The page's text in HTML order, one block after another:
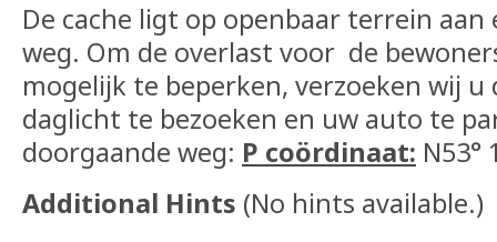
De cache ligt op openbaar terrein aan
weg. Om de overlast voor de
mogelijk te beperken, verzoeken wij u
daglicht te bezoeken en uw auto te
doorgaande weg: P coördinaat: N53°
Additional Hints (No hints available.)